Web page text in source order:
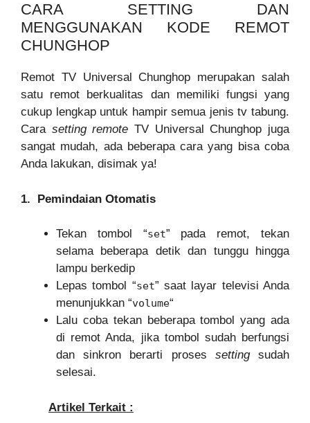
CARA SETTING DAN
MENGGUNAKAN KODE REMOT
CHUNGHOP
Remot TV Universal Chunghop merupakan salah
satu remot berkualitas dan memiliki fungsi yang
cukup lengkap untuk hampir semua jenis tv tabung.
Cara setting remote TV Universal Chunghop juga
sangat mudah, ada beberapa cara yang bisa coba
Anda lakukan, disimak ya!
1. Pemindaian Otomatis
Tekan tombol “set” pada remot, tekan
selama beberapa detik dan tunggu hingga
lampu berkedip
Lepas tombol “set” saat layar televisi Anda
menunjukkan “volume“
Lalu coba tekan beberapa tombol yang ada
di remot Anda, jika tombol sudah berfungsi
dan sinkron berarti proses settingsudah
selesai.
Artikel Terkait :